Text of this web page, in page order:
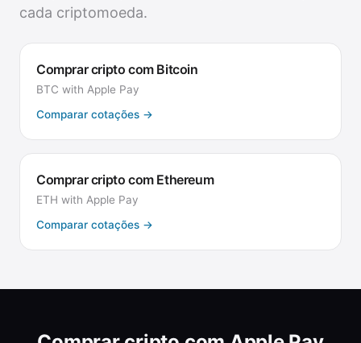
cada criptomoeda.
Comprar cripto com Bitcoin
BTC with Apple Pay
Comparar cotações →
Comprar cripto com Ethereum
ETH with Apple Pay
Comparar cotações →